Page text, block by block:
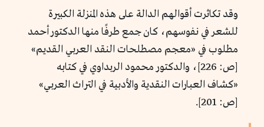
وقد تكاثرت أقوالهم الدالة على هذه المنزلة الكبيرة
للشعر في نفوسهم، كان جمع طرفًا منها الدكتور أحمد
مطلوب في «معجم مصطلحات النقد العربي القديم»
[ص: 226]، والدكتور محمود الربداوي في كتابه
«كشاف العبارات النقدية والأدبية في التراث العربي»
[ص: 201].